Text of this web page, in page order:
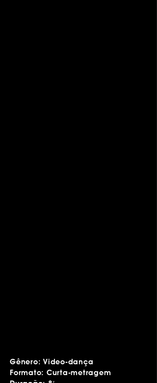
Gênero: Video-dança
Formato: Curta-metragem